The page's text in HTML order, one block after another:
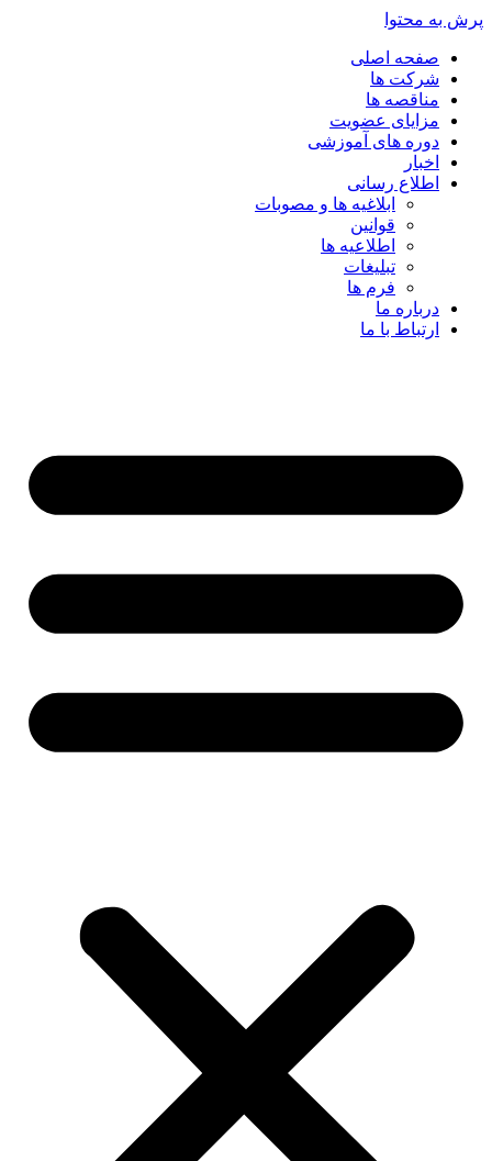
پرش به محتوا
صفحه اصلی
شرکت ها
مناقصه ها
مزایای عضویت
دوره های آموزشی
اخبار
اطلاع رسانی
ابلاغیه ها و مصوبات
قوانین
اطلاعیه ها
تبلیغات
فرم ها
درباره ما
ارتباط با ما